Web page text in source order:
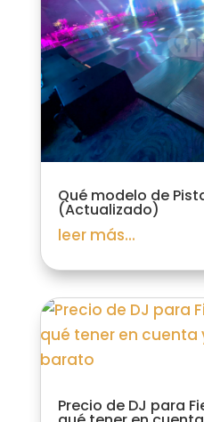
Qué modelo de
(Actualizado)
leer más...
Precio de DJ para